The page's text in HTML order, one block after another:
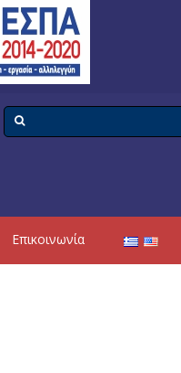
Επικοινωνία